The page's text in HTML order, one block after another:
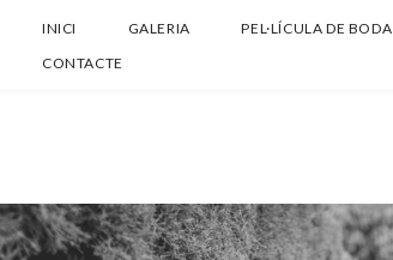
INICI GALERIA PEL·LÍCULA DE BODA
CONTACTE